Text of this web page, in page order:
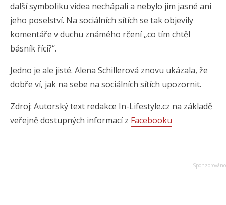
další symboliku videa nechápali a nebylo jim jasné ani
jeho poselství. Na sociálních sítích se tak objevily
komentáře v duchu známého rčení „co tím chtěl
básník říci?“.
Jedno je ale jisté. Alena Schillerová znovu ukázala, že
dobře ví, jak na sebe na sociálních sítích upozornit.
Zdroj: Autorský text redakce In-Lifestyle.cz na základě
veřejně dostupných informací z Facebooku